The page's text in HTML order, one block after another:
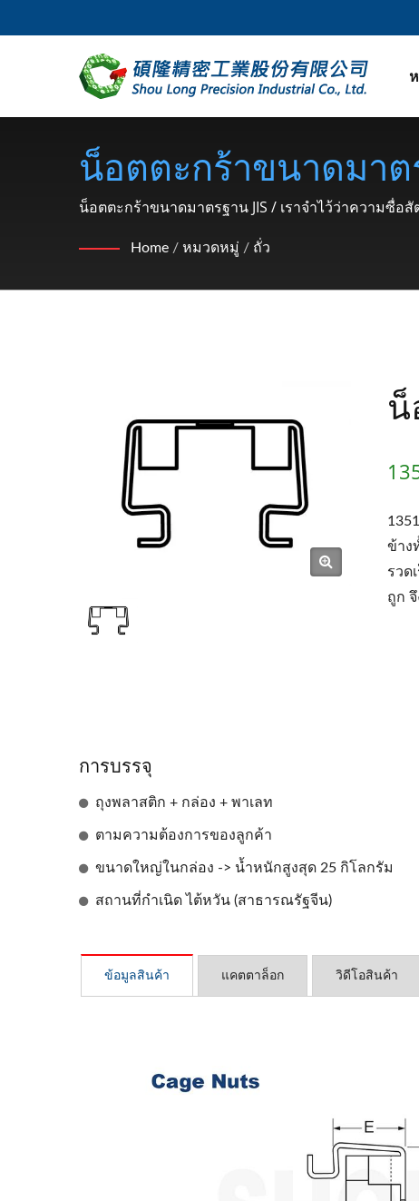
น็อตตะกร้าขนาดมาต
จักรยานยนต์ (วงแห
วนสแน็ป, ตะปู) ตั้งแต่
น็อตตะกร้าขนาดมาตรฐาน JIS / เราจำไว้ว่าความซื่
Home / หมวดหมู่ / ถั่ว
น็
ข้าง
รวด
ถูก
การบรรจุ
ถุงพลาสติก + กล่อง + พาเลท
ตามความต้องการของลูกค้า
ขนาดใหญ่ในกล่อง -> น้ำหนักสูงสุด 25 กิโลกรัม
สถานที่กำเนิด ไต้หวัน (สาธารณรัฐจีน)
ข้อมูลสินค้า แคตตาล็อก วิดีโอสินค้า